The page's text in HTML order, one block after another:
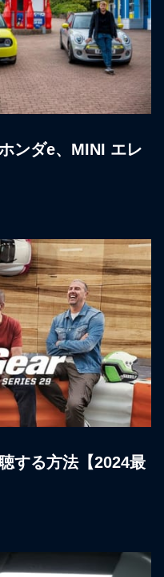
ンダe、MINI エレ
する方法【2024最